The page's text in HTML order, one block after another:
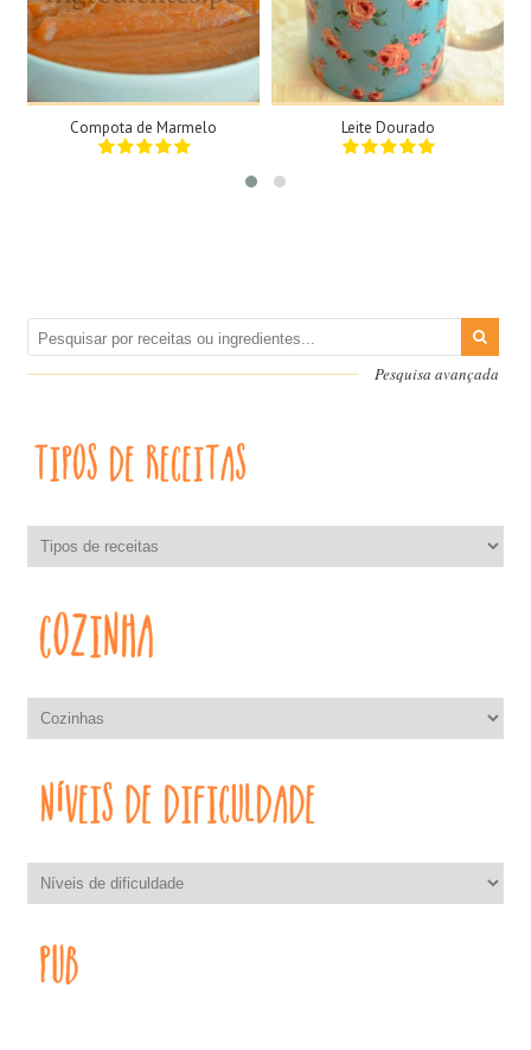
2 Tigelas
N/A
35Min
Compota de Marmelo
1 Dose
1 Pessoa
2Min
Leite Dourado
Pesquisa avançada